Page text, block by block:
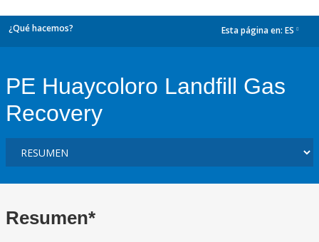
¿Qué hacemos? Esta página en: ES
PE Huaycoloro Landfill Gas
Recovery
Resumen*